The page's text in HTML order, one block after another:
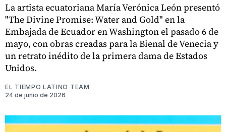
La artista ecuatoriana María Verónica León presentó
"The Divine Promise: Water and Gold" en la
Embajada de Ecuador en Washington el pasado 6 de
mayo, con obras creadas para la Bienal de Venecia y
un retrato inédito de la primera dama de Estados
Unidos.
EL TIEMPO LATINO TEAM
24 de junio de 2026